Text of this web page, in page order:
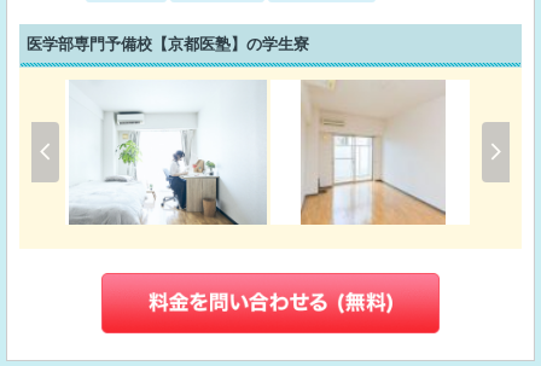
医学部専門予備校【京都医塾】の学生寮